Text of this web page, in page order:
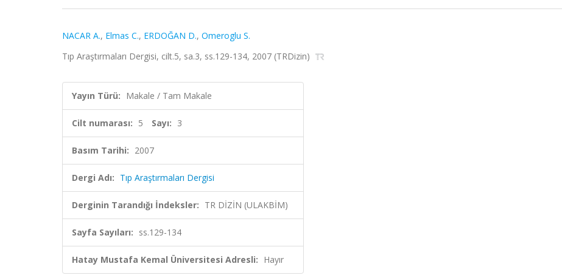
NACAR A., Elmas C., ERDOĞAN D., Omeroglu S.
Tıp Araştırmaları Dergisi, cilt.5, sa.3, ss.129-134, 2007 (TRDizin)
Yayın Türü: Makale / Tam Makale
Cilt numarası: 5 Sayı: 3
Basım Tarihi: 2007
Dergi Adı: Tıp Araştırmaları Dergisi
Derginin Tarandığı İndeksler: TR DİZİN (ULAKBİM)
Sayfa Sayıları: ss.129-134
Hatay Mustafa Kemal Üniversitesi Adresli: Hayır